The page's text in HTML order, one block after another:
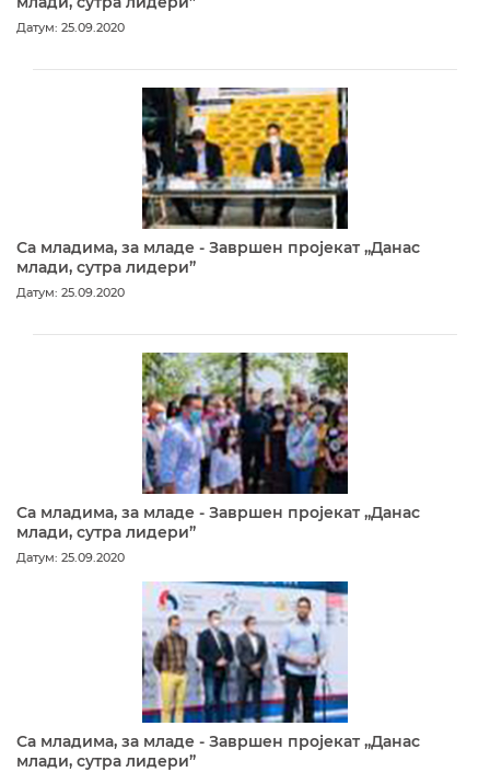
Датум: 25.09.2020
Са младима, за младе - Завршен пројекат „Данас
млади, сутра лидери”
Датум: 25.09.2020
Са младима, за младе - Завршен пројекат „Данас
млади, сутра лидери”
Датум: 25.09.2020
Са младима, за младе - Завршен пројекат „Данас
млади, сутра лидери”